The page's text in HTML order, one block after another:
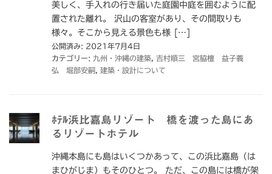
美しく、手入れの行き届いた庭園中庭を囲むように配
置された離れ。 沢山の客室があり、その間取りも
様々。そこから見える景色も様 […]
公開済み: 2021年7月4日
カテゴリー: 九州・沖縄の建築, 吉村順三 宮脇檀 益子義
弘 堀部安嗣, 建築・設計について
ﾎﾃﾙ浜比嘉島リゾート 橋を渡った島にあ
るリゾートホテル
沖縄本島にも島はいくつかあって、この浜比嘉島（は
まひがじま）もそのひとつ。 ただ、この島には橋が架